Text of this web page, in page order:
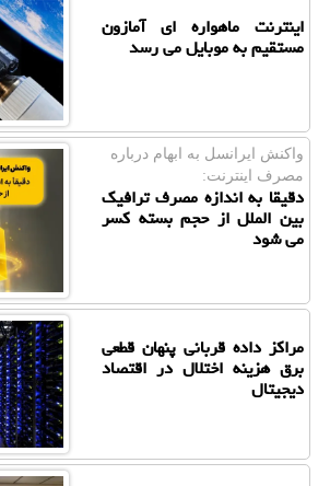
اینترنت ماهواره ای آمازون
مستقیم به موبایل می رسد
واكنش ایرانسل به ابهام درباره
مصرف اینترنت:
دقیقا به اندازه مصرف ترافیک
بین الملل از حجم بسته کسر
می شود
مراکز داده قربانی پنهان قطعی
برق هزینه اختلال در اقتصاد
دیجیتال